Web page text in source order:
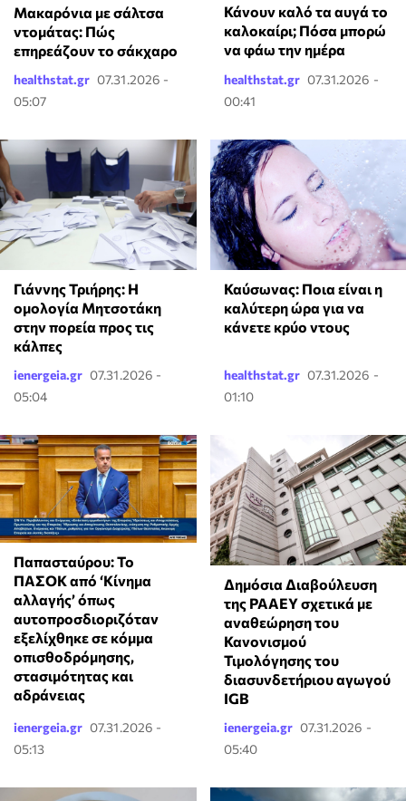
Μακαρόνια με σάλτσα
ντομάτας: Πώς
επηρεάζουν το σάκχαρο
healthstat.gr 07.31.2026 -
05:07
Κάνουν καλό τα αυγά το
καλοκαίρι; Πόσα μπορώ
να φάω την ημέρα
healthstat.gr 07.31.2026 -
00:41
Γιάννης Τριήρης: Η
ομολογία Μητσοτάκη
στην πορεία προς τις
κάλπες
ienergeia.gr 07.31.2026 -
05:04
Καύσωνας: Ποια είναι η
καλύτερη ώρα για να
κάνετε κρύο ντους
healthstat.gr 07.31.2026 -
01:10
Παπασταύρου: Το
ΠΑΣΟΚ από ‘Κίνημα
αλλαγής’ όπως
αυτοπροσδιοριζόταν
εξελίχθηκε σε κόμμα
οπισθοδρόμησης,
στασιμότητας και
αδράνειας
ienergeia.gr 07.31.2026 -
05:13
Δημόσια Διαβούλευση
της ΡΑΑΕΥ σχετικά με
αναθεώρηση του
Κανονισμού
Τιμολόγησης του
διασυνδετήριου αγωγού
IGB
ienergeia.gr 07.31.2026 -
05:40